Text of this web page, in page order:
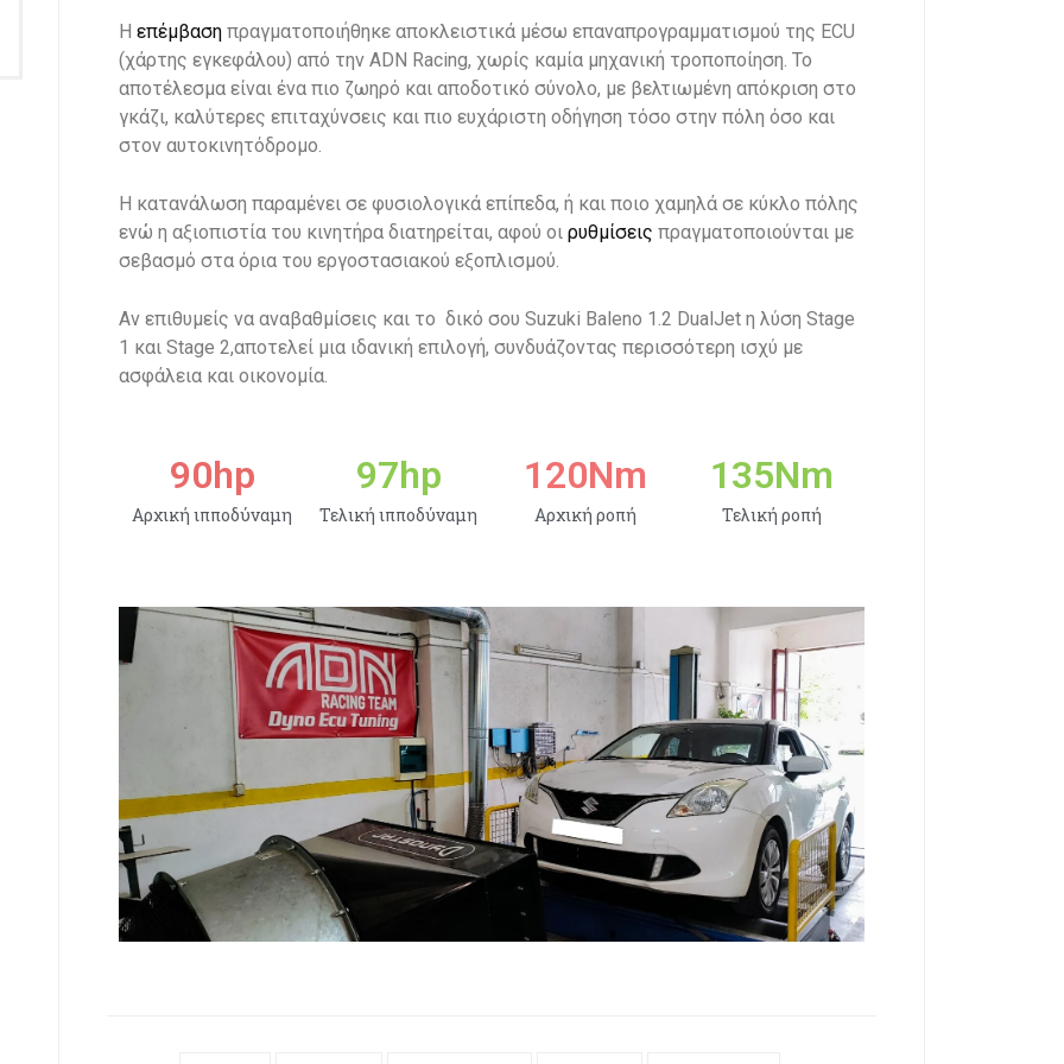
Η επέμβαση πραγματοποιήθηκε αποκλειστικά μέσω επαναπρογραμματισμού της ECU
(χάρτης εγκεφάλου) από την ADN Racing, χωρίς καμία μηχανική τροποποίηση. Το
αποτέλεσμα είναι ένα πιο ζωηρό και αποδοτικό σύνολο, με βελτιωμένη απόκριση στο
γκάζι, καλύτερες επιταχύνσεις και πιο ευχάριστη οδήγηση τόσο στην πόλη όσο και
στον αυτοκινητόδρομο.
Η κατανάλωση παραμένει σε φυσιολογικά επίπεδα, ή και ποιο χαμηλά σε κύκλο πόλης
ενώ η αξιοπιστία του κινητήρα διατηρείται, αφού οι ρυθμίσεις πραγματοποιούνται με
σεβασμό στα όρια του εργοστασιακού εξοπλισμού.
Αν επιθυμείς να αναβαθμίσεις και το δικό σου Suzuki Baleno 1.2 DualJet η λύση Stage
1 και Stage 2,αποτελεί μια ιδανική επιλογή, συνδυάζοντας περισσότερη ισχύ με
ασφάλεια και οικονομία.
Αρχική ιπποδύναμη
90hp
Τελική ιπποδύναμη
97hp
Αρχική ροπή
120Nm
Τελική ροπή
135Nm